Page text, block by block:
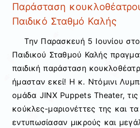
Παράσταση
Παιδικό Σταθμό Καλής
Την Παρασκευή 5 Ιουνίου
Παιδικού Σταθμού Καλής
παιδική παράσταση
ήμασταν εκεί! Η κ. Ντόμινι
ομάδα JINX Puppets Theater, τις
κούκλες-μαριονέττες της και
εντυπωσίασαν μικρούς και